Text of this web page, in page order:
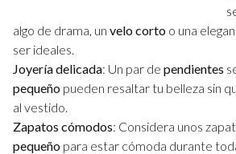
algo de drama, un velo corto o una
ser ideales.
Joyería delicada: Un par de pendientes
pequeño pueden resaltar tu belleza sin
al vestido.
Zapatos cómodos: Considera unos
pequeño para estar cómoda durante